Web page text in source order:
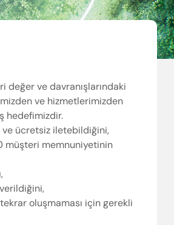
ve davranışlarındaki
ve hizmetlerimizden
hedefimizdir.
ve ücretsiz iletebildiğini,
müşteri memnuniyetinin
oluşmaması için gerekli